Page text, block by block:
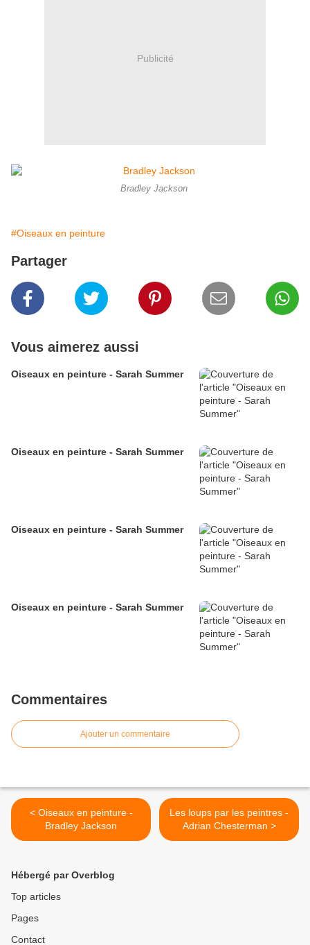
Publicité
Bradley Jackson ​​​​​​​
#Oiseaux en peinture
Partager
Vous aimerez aussi
Oiseaux en peinture - Sarah Summer
Oiseaux en peinture - Sarah Summer
Oiseaux en peinture - Sarah Summer
Oiseaux en peinture - Sarah Summer
Commentaires
Ajouter un commentaire
< Oiseaux en peinture -
Bradley Jackson
Les loups par les peintres -
Adrian Chesterman >
Hébergé par Overblog
Top articles
Pages
Contact